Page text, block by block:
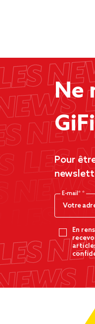
Ne
GiFi
Pour
E-mail*
En